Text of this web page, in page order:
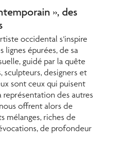
», des
occidental s’inspire
lignes épurées, de sa
guidé par la quête
sculpteurs, designers et
sont ceux qui puisent
représentation des autres
offrent alors de
mélanges, riches de
de profondeur